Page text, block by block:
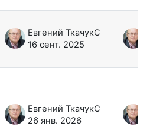
Евгений ТкачукС
16 сент. 2025
Евгений ТкачукС
26 янв. 2026